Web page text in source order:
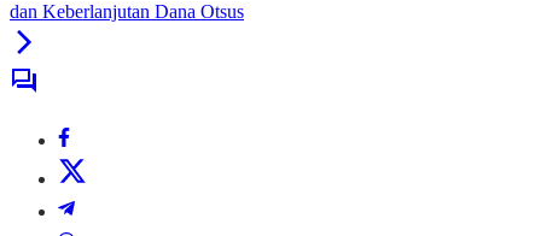
dan Keberlanjutan Dana Otsus